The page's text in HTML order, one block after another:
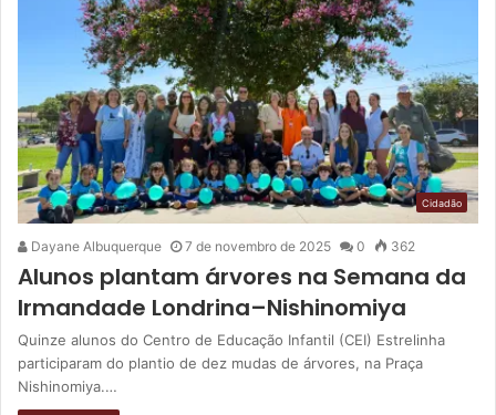
Cidadão
Dayane Albuquerque 7 de novembro de 2025 0 362
Alunos plantam árvores na Semana da
Irmandade Londrina–Nishinomiya
Quinze alunos do Centro de Educação Infantil (CEI) Estrelinha
participaram do plantio de dez mudas de árvores, na Praça
Nishinomiya.…